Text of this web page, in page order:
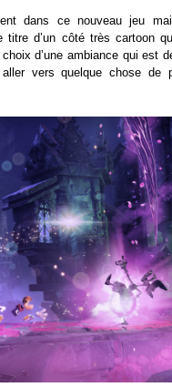
dans ce nouveau jeu
titre d’un côté très cartoon
d’une ambiance qui est
vers quelque chose de